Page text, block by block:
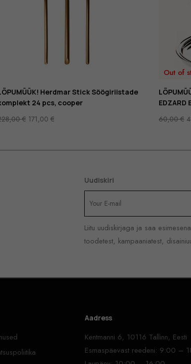
Herdmar Stick Söögiriistade
24 pcs, cooper
€ 171,00 €
Out of
EDZARD
60,00€
Uudiskiri
Liitu uudiskirjaga ja saa
toodetest, kampaaniatest,
Aadress
Kentmanni 6, 10116 Tallinn, Eesti
Esmaspäevast reedeni: 9:00 –